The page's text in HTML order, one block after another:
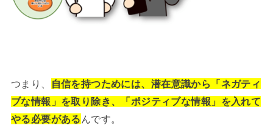
つまり、
自信を持つためには、潜在意識から「ネガティ
ブな情報」を取り除き、「ポジティブな情報」を入れて
やる必要がある んです。